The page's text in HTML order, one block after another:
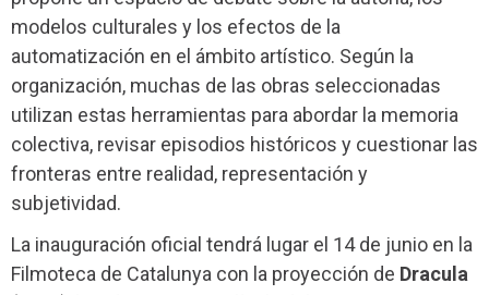
modelos culturales y los efectos de la
automatización en el ámbito artístico. Según la
organización, muchas de las obras seleccionadas
utilizan estas herramientas para abordar la memoria
colectiva, revisar episodios históricos y cuestionar las
fronteras entre realidad, representación y
subjetividad.
La inauguración oficial tendrá lugar el 14 de junio en la
Filmoteca de Catalunya con la proyección de Dracula